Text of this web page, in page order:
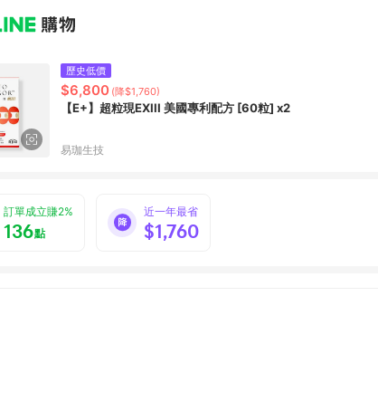
歷史低價
$6,800 (降$1,760)
【E+】超粒現EXIII 美國專利配方 [60粒] x2
易珈生技
訂單成立賺2%
136點
近一年最省
$1,760